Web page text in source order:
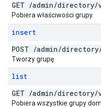
GET /admin/directory/
Pobiera właściwości grupy.
insert
POST /admin/directory
Tworzy grupę.
list
GET /admin/directory/
Pobiera wszystkie grupy